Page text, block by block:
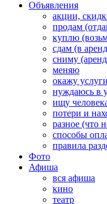
Объявления
акции,
продам
куплю
сдам (в
сниму
меняю
окажу услуги
нуждаюсь в
ищу
потери и
разное (что
способы
правила
Фото
Афиша
вся афиша
кино
театр